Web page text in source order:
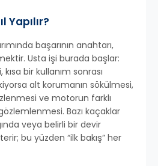
Yapılır?
başarının anahtarı,
Usta işi burada başlar:
bir kullanım sonrası
alt korumanın sökülmesi,
ve motorun farklı
Bazı kaçaklar
veya belirli bir devir
bu yüzden “ilk bakış” her